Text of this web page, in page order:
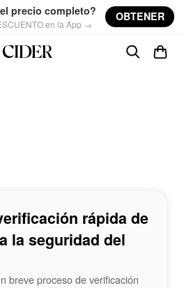
precio completo?
en la App →
OBTENER
rápida de
la seguridad del
breve proceso de verificación